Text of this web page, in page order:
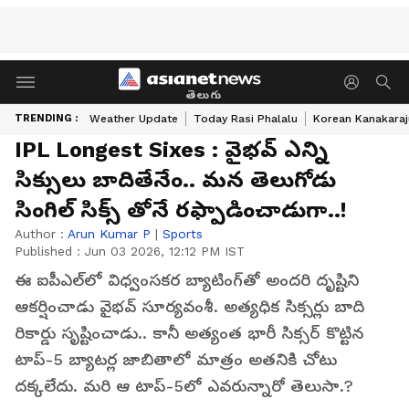
తెలుగు
TRENDING : Weather Update Today Rasi Phalalu Korean
IPL Longest Sixes : వైభవ్ ఎన్ని
సిక్సులు బాదితేనేం.. మన తెలుగోడు
సింగిల్ సిక్స్ తోనే రఫ్పాడించాడుగా..!
Author : Arun Kumar P | Sports
Published : Jun 03 2026, 12:12 PM IST
ఈ ఐపీఎల్‌లో విధ్వంసకర బ్యాటింగ్‌తో అందరి దృష్టిని
ఆకర్షించాడు వైభవ్ సూర్యవంశీ. అత్యధిక సిక్సర్లు బాది
రికార్డు సృష్టించాడు.. కానీ అత్యంత భారీ సిక్సర్ కొట్టిన
టాప్-5 బ్యాటర్ల జాబితాలో మాత్రం అతనికి చోటు
దక్కలేదు. మరి ఆ టాప్-5లో ఎవరున్నారో తెలుసా.?